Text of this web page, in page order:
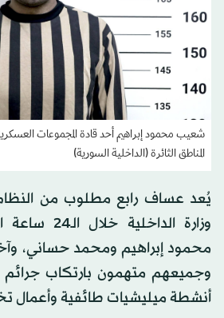
شعيب محمود إبراهيم أحد قادة المجموعات
المناطق الثائرة (الداخلية السورية)
يُعد عساف رابع مطلوب من
وزارة
محمود إبراهيم ومحمد حساني،
وجميعهم متهمون بارتكاب جرائم
أنشطة ‏ميليشيات طائفية وأعمال